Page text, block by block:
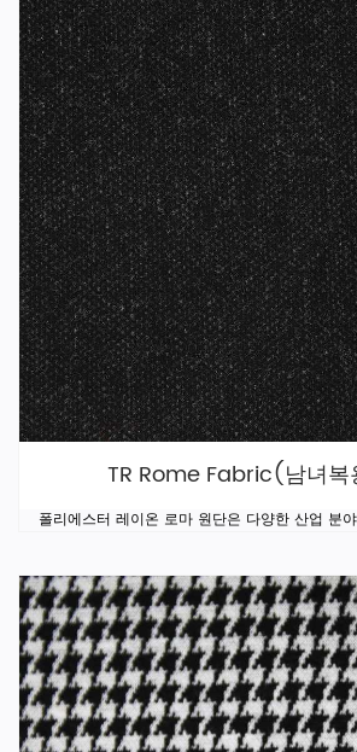
TR Rome Fabric(남녀복
폴리에스터 레이온 로마 원단은 다양한 산업 분